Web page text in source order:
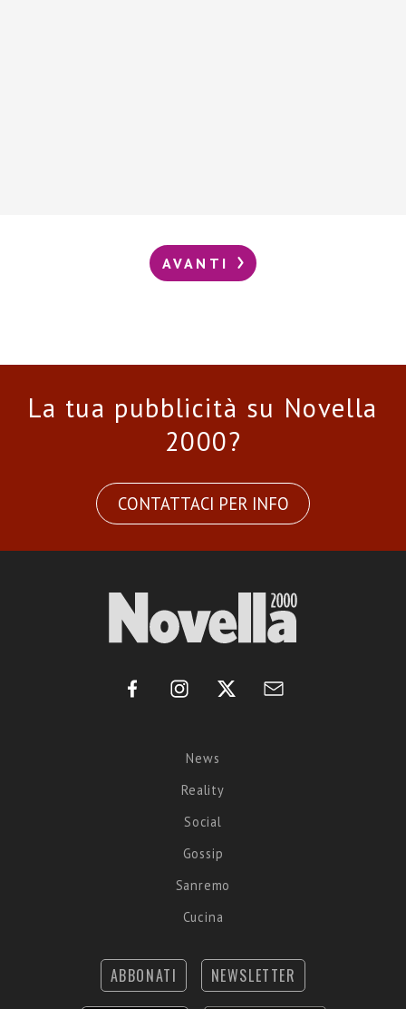
AVANTI
La tua pubblicità su Novella
2000?
CONTATTACI PER INFO
News
Reality
Social
Gossip
Sanremo
Cucina
ABBONATI NEWSLETTER